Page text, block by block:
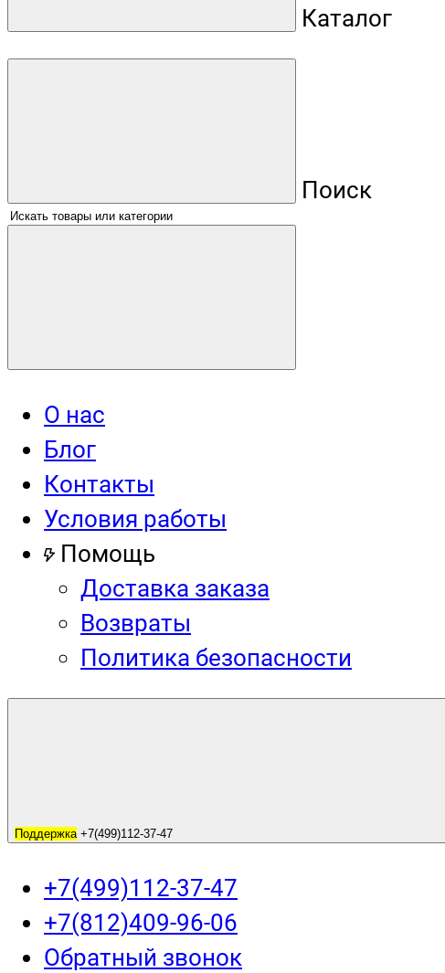
Каталог
Поиск
О нас
Блог
Контакты
Условия работы
Помощь
Доставка заказа
Возвраты
Политика безопасности
Поддержка+7(499)112-37-47
+7(499)112-37-47
+7(812)409-96-06
Обратный звонок